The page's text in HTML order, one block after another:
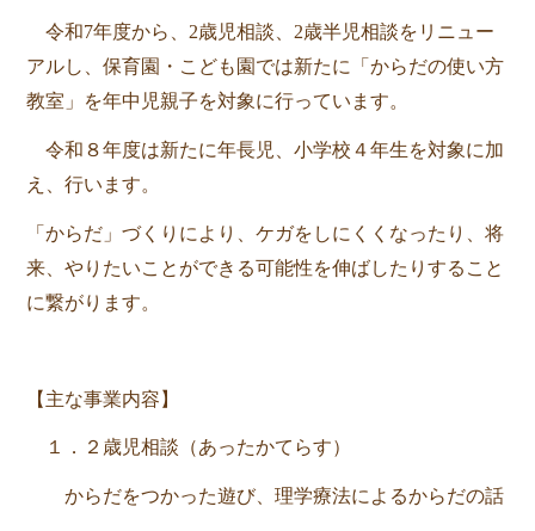
令和7年度から、2歳児相談、2歳半児相談をリニュー
アルし、保育園・こども園では新たに「からだの使い方
教室」を年中児親子を対象に行っています。
令和８年度は新たに年長児、小学校４年生を対象に加
え、行います。
「からだ」づくりにより、ケガをしにくくなったり、将
来、やりたいことができる可能性を伸ばしたりすること
に繋がります。
【主な事業内容】
１．２歳児相談（あったかてらす）
からだをつかった遊び、理学療法によるからだの話